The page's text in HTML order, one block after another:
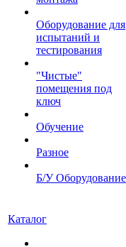
Оборудование для
испытаний и
тестирования
"Чистые"
помещения под
ключ
Обучение
Разное
Б/У Оборудование
Каталог